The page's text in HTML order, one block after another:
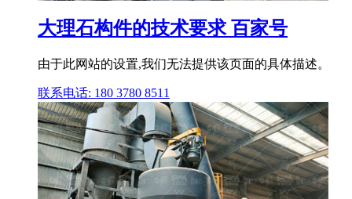
大理石构件的技术要求 百家号
由于此网站的设置,我们无法提供该页面的具体描述。
联系电话: 180 3780 8511